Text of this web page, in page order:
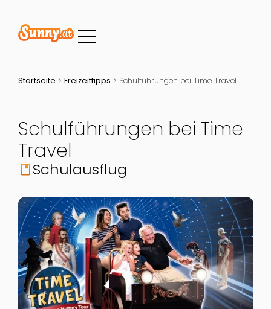
Startseite > Freizeittipps > Schulführungen bei Time Travel
Schulführungen bei Time
Travel
bookSchulausflug